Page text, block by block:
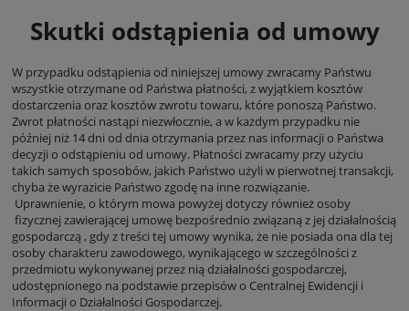
Skutki odstąpienia od umowy
W przypadku odstąpienia od niniejszej umowy zwracamy Państwu
wszystkie otrzymane od Państwa płatności, z wyjątkiem kosztów
dostarczenia oraz kosztów zwrotu towaru, które ponoszą Państwo.
Zwrot płatności nastąpi niezwłocznie, a w każdym przypadku nie
później niż 14 dni od dnia otrzymania przez nas informacji o Państwa
decyzji o odstąpieniu od umowy. Płatności zwracamy przy użyciu
takich samych sposobów, jakich Państwo użyli w pierwotnej transakcji,
chyba że wyrazicie Państwo zgodę na inne rozwiązanie.
Uprawnienie, o którym mowa powyżej dotyczy również osoby
fizycznej zawierającej umowę bezpośrednio związaną z jej działalnością
gospodarczą , gdy z treści tej umowy wynika, że nie posiada ona dla tej
osoby charakteru zawodowego, wynikającego w szczególności z
przedmiotu wykonywanej przez nią działalności gospodarczej,
udostępnionego na podstawie przepisów o Centralnej Ewidencji i
Informacji o Działalności Gospodarczej.